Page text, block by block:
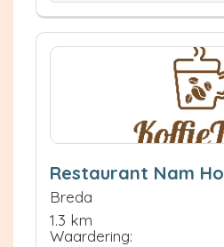
Restaurant Nam Ho
Breda
1.3 km
Waardering: